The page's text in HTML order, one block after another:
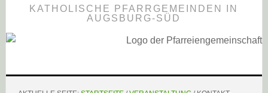
KATHOLISCHE PFARRGEMEINDEN IN
AUGSBURG-SÜD